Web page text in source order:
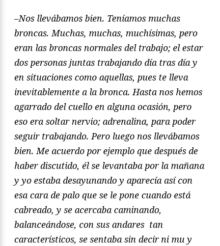
–Nos llevábamos bien. Teníamos muchas
broncas. Muchas, muchas, muchísimas, pero
eran las broncas normales del trabajo; el estar
dos personas juntas trabajando día tras día y
en situaciones como aquellas, pues te lleva
inevitablemente a la bronca. Hasta nos hemos
agarrado del cuello en alguna ocasión, pero
eso era soltar nervio; adrenalina, para poder
seguir trabajando. Pero luego nos llevábamos
bien. Me acuerdo por ejemplo que después de
haber discutido, él se levantaba por la mañana
y yo estaba desayunando y aparecía así con
esa cara de palo que se le pone cuando está
cabreado, y se acercaba caminando,
balanceándose, con sus andares tan
característicos, se sentaba sin decir ni mu y